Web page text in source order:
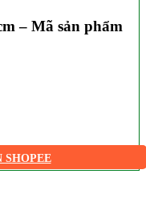
– Mã sản phẩm
SHOPEE